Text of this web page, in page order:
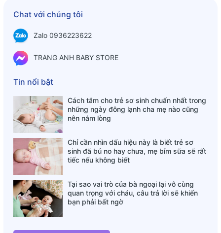
Chat với chúng tôi
Zalo 0936223622
TRANG ANH BABY STORE
Tin nổi bật
Cách tắm cho trẻ sơ sinh chuẩn nhất trong
những ngày đông lạnh cha mẹ nào cũng
nên nằm lòng
Chỉ cần nhìn dấu hiệu này là biết trẻ sơ
sinh đã bú no hay chưa, mẹ bỉm sữa sẽ rất
tiếc nếu không biết
Tại sao vai trò của bà ngoại lại vô cùng
quan trọng với cháu, câu trả lời sẽ khiến
bạn phải bất ngờ